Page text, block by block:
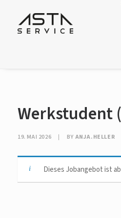
Werkstudent
19. MAI 2026 | BY ANJA.HELLER
Dieses Jobangebot ist